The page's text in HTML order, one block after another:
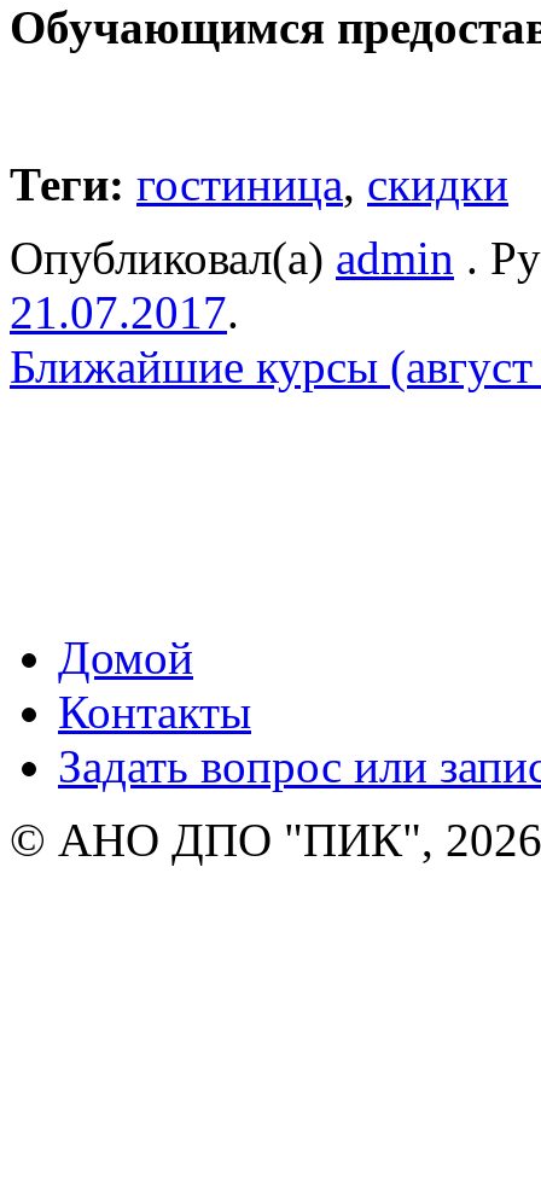
Обучающимся
Теги: гостиница, скидки
Опубликовал(а) admin .
21.07.2017.
Ближайшие курсы
Домой
Контакты
Задать вопрос или
© АНО ДПО "ПИК", 2026